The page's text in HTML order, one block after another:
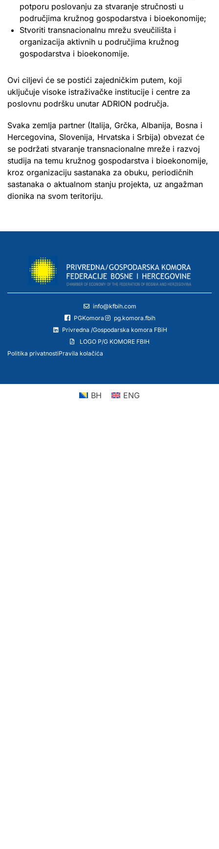
potporu poslovanju za stvaranje stručnosti u
područjima kružnog gospodarstva i bioekonomije;
Stvoriti transnacionalnu mrežu sveučilišta i
organizacija aktivnih u područjima kružnog
gospodarstva i bioekonomije.
Ovi ciljevi će se postići zajedničkim putem, koji
uključuje visoke istraživačke institucije i centre za
poslovnu podršku unutar ADRION područja.
Svaka zemlja partner (Italija, Grčka, Albanija, Bosna i
Hercegovina, Slovenija, Hrvatska i Srbija) obvezat će
se podržati stvaranje transnacionalne mreže i razvoj
studija na temu kružnog gospodarstva i bioekonomije,
kroz organizaciju sastanaka za obuku, periodičnih
sastanaka o aktualnom stanju projekta, uz angažman
dionika na svom teritoriju.
info@kfbih.com
PGKomora
pg.komora.fbih
Privredna /Gospodarska komora FBiH
LOGO P/G KOMORE FBIH
Politika privatnostiPravila kolačića
BH ENG